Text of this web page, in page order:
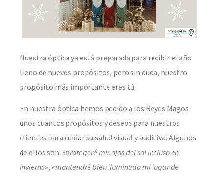
Nuestra óptica ya está preparada para recibir el año
lleno de nuevos propósitos, pero sin duda, nuestro
propósito más importante eres tú.
En nuestra óptica hemos pedido a los Reyes Magos
unos cuantos propósitos y deseos para nuestros
clientes para cuidar su salud visual y auditiva. Algunos
de ellos son: «protegeré mis ojos del sol incluso en
invierno», «mantendré bien iluminado mi lugar de